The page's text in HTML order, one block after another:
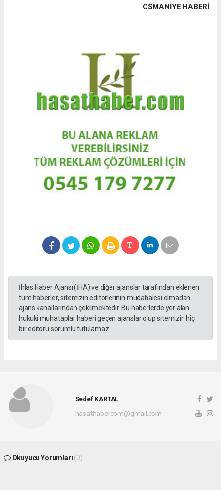
OSMANIYE HABERİ
İhlas Haber Ajansı (İHA) ve diğer ajanslar tarafından eklenen
tüm haberler, sitemizin editörlerinin müdahalesi olmadan
ajans kanallarından çekilmektedir. Bu haberlerde yer alan
hukuki muhataplar haberi geçen ajanslar olup sitemizin hiç
bir editörü sorumlu tutulamaz.
Sedef KARTAL
hasathabercom@gmail.com
Okuyucu Yorumları (0)